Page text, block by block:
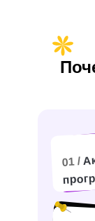
01 /